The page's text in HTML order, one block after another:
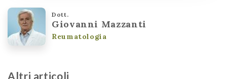
Dott.
Giovanni Mazzanti
Reumatologia
Altri articoli